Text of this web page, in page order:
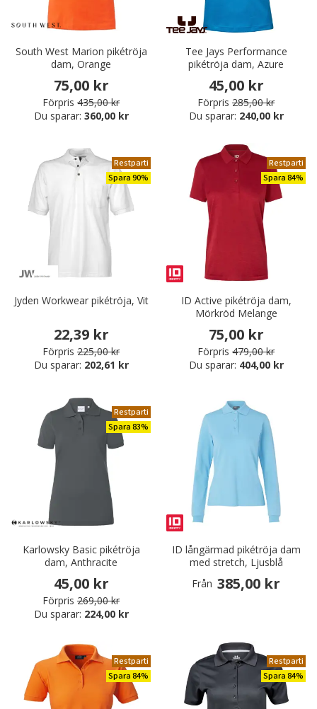
South West Marion pikétröja
dam, Orange
75,00 kr
Förpris 435,00 kr
Du sparar: 360,00 kr
Tee Jays Performance
pikétröja dam, Azure
45,00 kr
Förpris 285,00 kr
Du sparar: 240,00 kr
Restparti
Spara 90%
Jyden Workwear pikétröja, Vit
22,39 kr
Förpris 225,00 kr
Du sparar: 202,61 kr
Restparti
Spara 84%
ID Active pikétröja dam,
Mörkröd Melange
75,00 kr
Förpris 479,00 kr
Du sparar: 404,00 kr
Restparti
Spara 83%
Karlowsky Basic pikétröja
dam, Anthracite
45,00 kr
Förpris 269,00 kr
Du sparar: 224,00 kr
ID långärmad pikétröja dam
med stretch, Ljusblå
Från 385,00 kr
Restparti
Spara 84%
Restparti
Spara 84%